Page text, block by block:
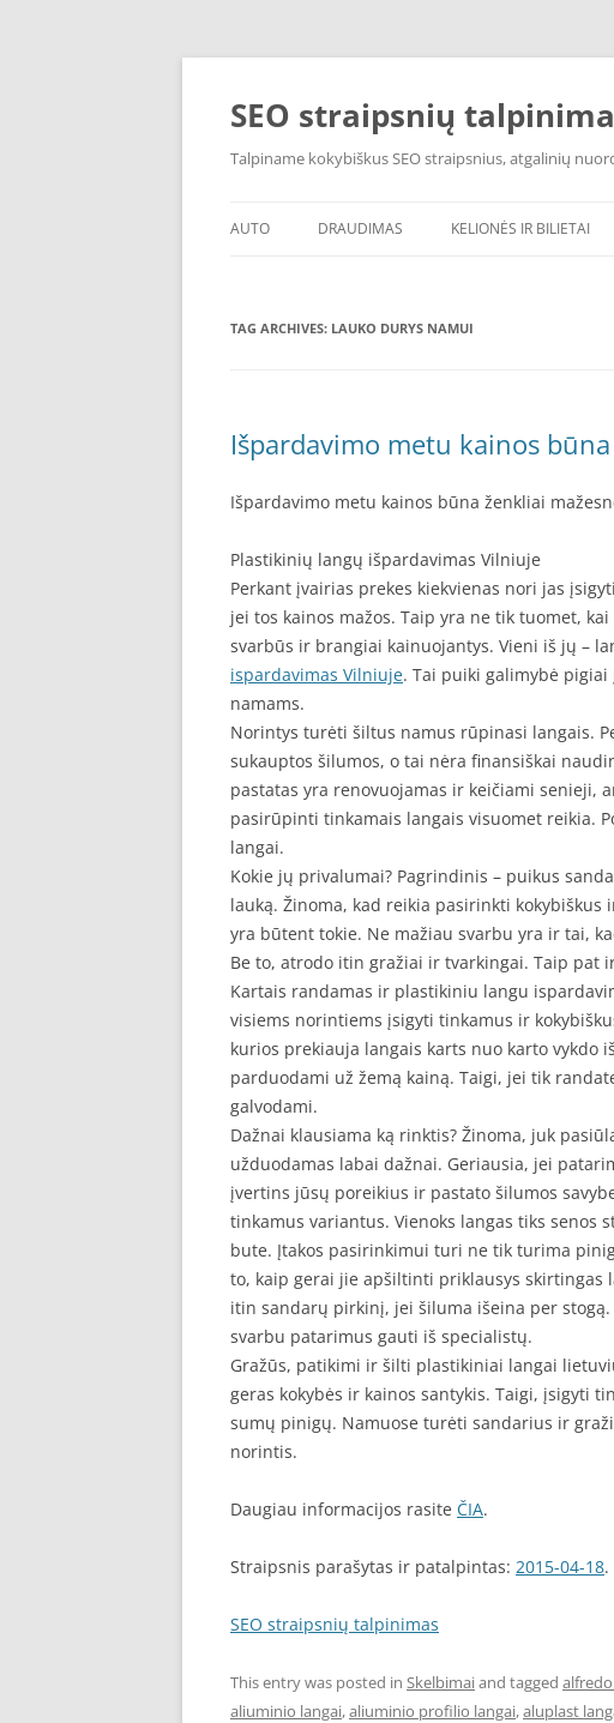
Skip
SEO straipsnių
Talpiname kokybiškus SEO straipsnius, atgalinių
AUTO DRAUDIMAS KELIONĖS IR BILIETAI
TAG ARCHIVES: LAUKO DURYS NAMUI
Išpardavimo metu kainos
Išpardavimo metu kainos būna ženkliai
Plastikinių langų išpardavimas Vilniuje
Perkant įvairias prekes kiekvienas nori jas
jei tos kainos mažos. Taip yra ne tik tuomet,
svarbūs ir brangiai kainuojantys. Vieni iš jų –
ispardavimas Vilniuje. Tai puiki galimybė
namams.
Norintys turėti šiltus namus rūpinasi langais.
sukauptos šilumos, o tai nėra finansiškai
pastatas yra renovuojamas ir keičiami senieji,
pasirūpinti tinkamais langais visuomet reikia.
langai.
Kokie jų privalumai? Pagrindinis – puikus
lauką. Žinoma, kad reikia pasirinkti
yra būtent tokie. Ne mažiau svarbu yra ir tai,
Be to, atrodo itin gražiai ir tvarkingai. Taip pat
Kartais randamas ir plastikiniu langu
visiems norintiems įsigyti tinkamus ir
kurios prekiauja langais karts nuo karto vykdo
parduodami už žemą kainą. Taigi, jei tik
galvodami.
Dažnai klausiama ką rinktis? Žinoma, juk
užduodamas labai dažnai. Geriausia, jei
įvertins jūsų poreikius ir pastato šilumos
tinkamus variantus. Vienoks langas tiks senos
bute. Įtakos pasirinkimui turi ne tik turima
to, kaip gerai jie apšiltinti priklausys
itin sandarų pirkinį, jei šiluma išeina per
svarbu patarimus gauti iš specialistų.
Gražūs, patikimi ir šilti plastikiniai langai
geras kokybės ir kainos santykis. Taigi, įsigyti
sumų pinigų. Namuose turėti sandarius ir
norintis.
Daugiau informacijos rasite ČIA.
Straipsnis parašytas ir patalpintas: 2015-04-18.
SEO straipsnių talpinimas
This entry was posted in Skelbimaiand tagged
aliuminio langai,aliuminio profilio langai,aluplast